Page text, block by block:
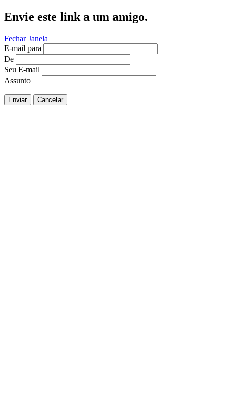
Envie este link a um amigo.
Fechar Janela
E-mail para
De
Seu E-mail
Assunto
Enviar Cancelar